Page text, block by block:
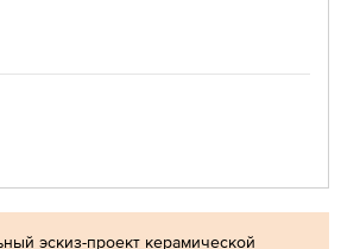
эскиз-проект керамической